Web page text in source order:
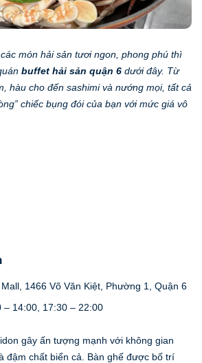
món hải sản tươi ngon, phong phú thì
buffet hải sản quận 6 dưới đây. Từ
hàu cho đến sashimi và nướng mọi, tất cả
chiếc bụng đói của bạn với mức giá vô
1466 Võ Văn Kiệt, Phường 1, Quận 6
– 14:00, 17:30 – 22:00
gây ấn tượng mạnh với không gian
đậm chất biển cả. Bàn ghế được bố trí